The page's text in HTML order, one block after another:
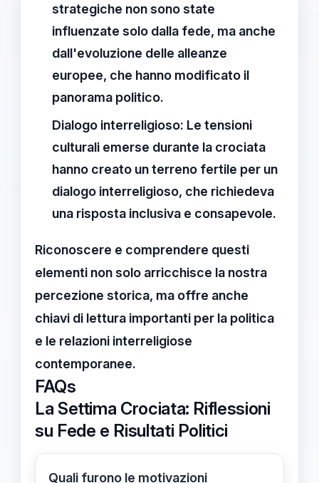
strategiche non sono state
influenzate solo dalla fede, ma anche
dall'evoluzione delle alleanze
europee, che hanno modificato il
panorama politico.
Dialogo interreligioso: Le tensioni
culturali emerse durante la crociata
hanno creato un terreno fertile per un
dialogo interreligioso, che richiedeva
una risposta inclusiva e consapevole.
Riconoscere e comprendere questi
elementi non solo arricchisce la nostra
percezione storica, ma offre anche
chiavi di lettura importanti per la politica
e le relazioni interreligiose
contemporanee.
FAQs
La Settima Crociata: Riflessioni
su Fede e Risultati Politici
Quali furono le motivazioni